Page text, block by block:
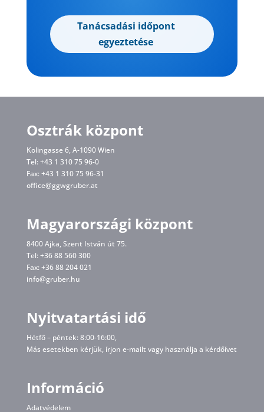
Tanácsadási időpont
egyeztetése
Osztrák központ
Kolingasse 6, A-1090 Wien
Tel: +43 1 310 75 96-0
Fax: +43 1 310 75 96-31
office@ggwgruber.at
Magyarországi központ
8400 Ajka, Szent István út 75.
Tel: +36 88 560 300
Fax: +36 88 204 021
info@gruber.hu
Nyitvatartási idő
Hétfő – péntek: 8:00-16:00,
Más esetekben kérjük, írjon e-mailt vagy használja a kérdőívet
Információ
Adatvédelem